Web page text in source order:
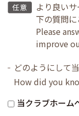
より良い
下の質問に
Please
improve
どのようにして
How did you
当クラブホー